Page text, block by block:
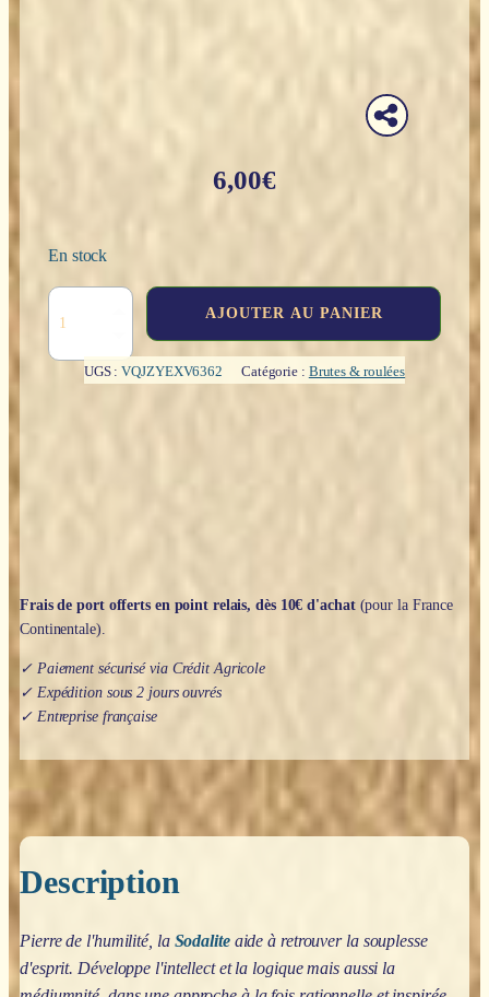
6,00€
En stock
AJOUTER AU PANIER
UGS :VQJZYEXV6362 Catégorie : Brutes & roulées
Frais de port offerts en point relais, dès 10€ d'achat(pour la France
Continentale).
✓ Paiement sécurisé via Crédit Agricole
✓ Expédition sous 2 jours ouvrés
✓ Entreprise française
Description
Pierre de l'humilité, la Sodalite aide à retrouver la souplesse
d'esprit. Développe l'intellect et la logique mais aussi la